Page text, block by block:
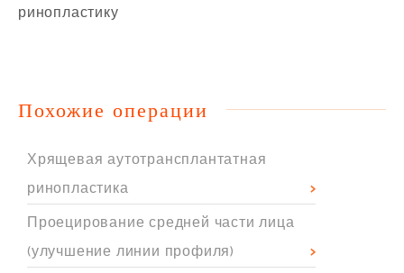
ринопластику
Похожие операции
Хрящевая аутотрансплантатная
ринопластика
Проецирование средней части лица
(улучшение линии профиля)